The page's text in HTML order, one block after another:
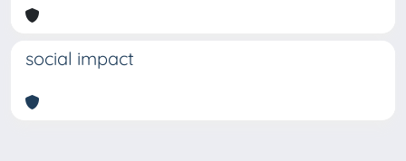
social impact